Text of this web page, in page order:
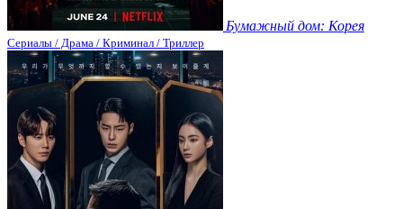
Бумажный дом: Корея
Сериалы / Драма / Криминал / Триллер